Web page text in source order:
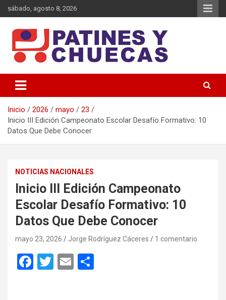
Saltar
al
sábado, agosto 8, 2026
Patines y Chuecas
Inicio 2026 mayo
23
Inicio III Edición Campeonato Escolar Desafío Formativo: 10
Datos Que Debe Conocer
NOTICIAS NACIONALES
Inicio III Edición Campeonato
Escolar Desafío Formativo: 10
Datos Que Debe Conocer
mayo 23, 2026 Jorge Rodríguez Cáceres 1 comentario
F
T
E